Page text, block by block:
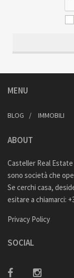
MENU
BLOG IMMOBILI
ABOUT
Casteller Real Estate
sono società che
Se cerchi casa,
esitare a chiamarci:
Privacy Policy
SOCIAL